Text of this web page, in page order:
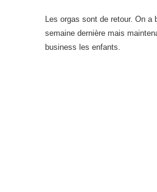
Les orgas sont de retour. On a
semaine dernière mais
business les enfants.